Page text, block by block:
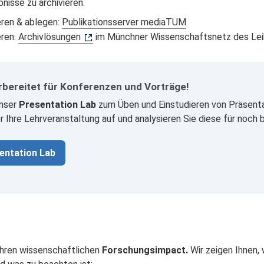
zu archivieren.
& ablegen: Publikationsserver mediaTUM
Archivlösungen im Münchner Wissenschaftsnetz des
für Konferenzen und Vorträge!
Presentation Lab zum Üben und Einstudieren von
Ihre Lehrveranstaltung auf und analysieren Sie diese für
Lab
wissenschaftlichen Forschungsimpact. Wir zeigen